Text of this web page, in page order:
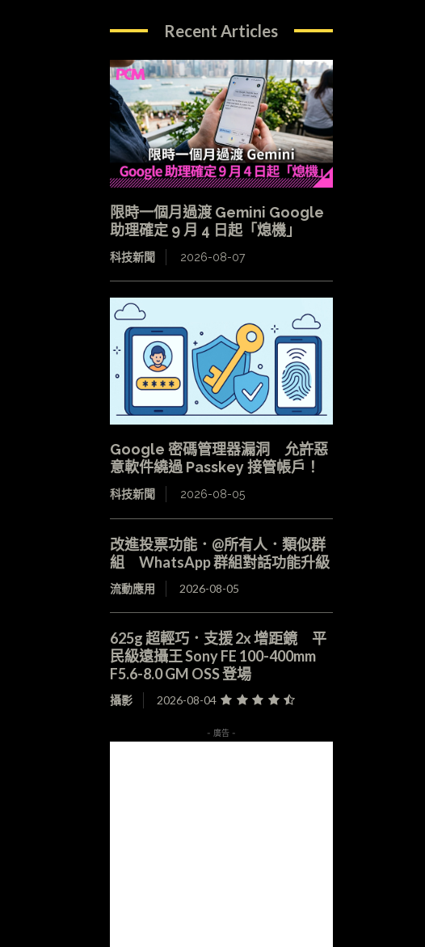
Recent Articles
限時一個月過渡 Gemini Google
助理確定 9 月 4 日起「熄機」
科技新聞 2026-08-07
Google 密碼管理器漏洞 允許惡
意軟件繞過 Passkey 接管帳戶！
科技新聞 2026-08-05
改進投票功能．@所有人．類似群
組 WhatsApp 群組對話功能升級
流動應用 2026-08-05
625g 超輕巧．支援 2x 增距鏡 平
民級遠攝王 Sony FE 100-400mm
F5.6-8.0 GM OSS 登場
攝影 2026-08-04
- 廣告 -